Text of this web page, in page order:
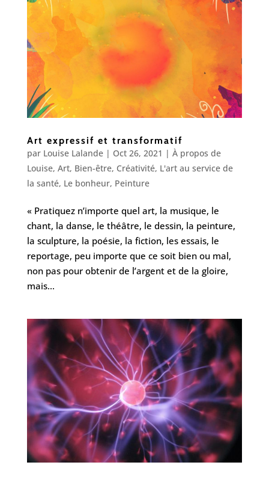
Art expressif et transformatif
par Louise Lalande| Oct 26, 2021 | À propos de
Louise, Art, Bien-être, Créativité, L'art au service de
la santé, Le bonheur, Peinture
« Pratiquez n’importe quel art, la musique, le
chant, la danse, le théâtre, le dessin, la peinture,
la sculpture, la poésie, la fiction, les essais, le
reportage, peu importe que ce soit bien ou mal,
non pas pour obtenir de l’argent et de la gloire,
mais...